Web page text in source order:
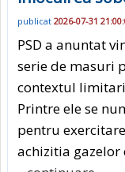
publicat 2026-07-31
PSD a anuntat
serie de masuri
contextul
Printre ele se
pentru
achizitia